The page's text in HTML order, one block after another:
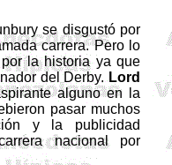
se disgustó por
carrera. Pero lo
la historia ya que
del Derby. Lord
alguno en la
pasar muchos
y la publicidad
nacional por